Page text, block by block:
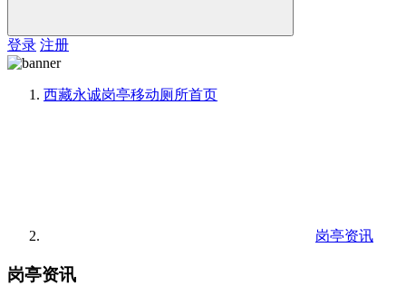
登录 注册
西藏永诚岗亭移动厕所首页
岗亭资讯
岗亭资讯